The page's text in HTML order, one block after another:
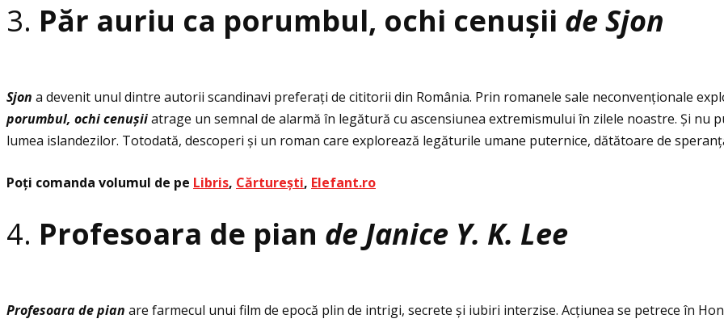
3. Păr auriu ca porumbul, ochi cenușii de Sjon
Sjon a devenit unul dintre autorii scandinavi preferaţi de cititorii din România. Prin romanele sale neconvenţionale
porumbul, ochi cenușiiatrage un semnal de alarmă în legătură cu ascensiunea extremismului în zilele noastre. Şi nu
lumea islandezilor. Totodată, descoperi și un roman care explorează legăturile umane puternice, dătătoare de
Poţi comanda volumul de pe Libris, Cărturești, Elefant.ro
4. Profesoara de pian de Janice Y. K. Lee
Profesoara de pian are farmecul unui film de epocă plin de intrigi, secrete și iubiri interzise. Acţiunea se petrece în